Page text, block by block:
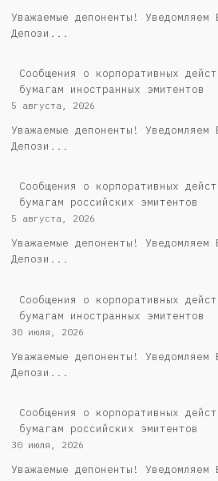
Уважаемые депоненты!
Депози...
Сообщения о корпоративных
бумагам иностранных эмитентов
5 августа, 2026
Уважаемые депоненты!
Депози...
Cообщения о корпоративных
бумагам российских эмитентов
5 августа, 2026
Уважаемые депоненты!
Депози...
Сообщения о корпоративных
бумагам иностранных эмитентов
30 июля, 2026
Уважаемые депоненты!
Депози...
Cообщения о корпоративных
бумагам российских эмитентов
30 июля, 2026
Уважаемые депоненты!